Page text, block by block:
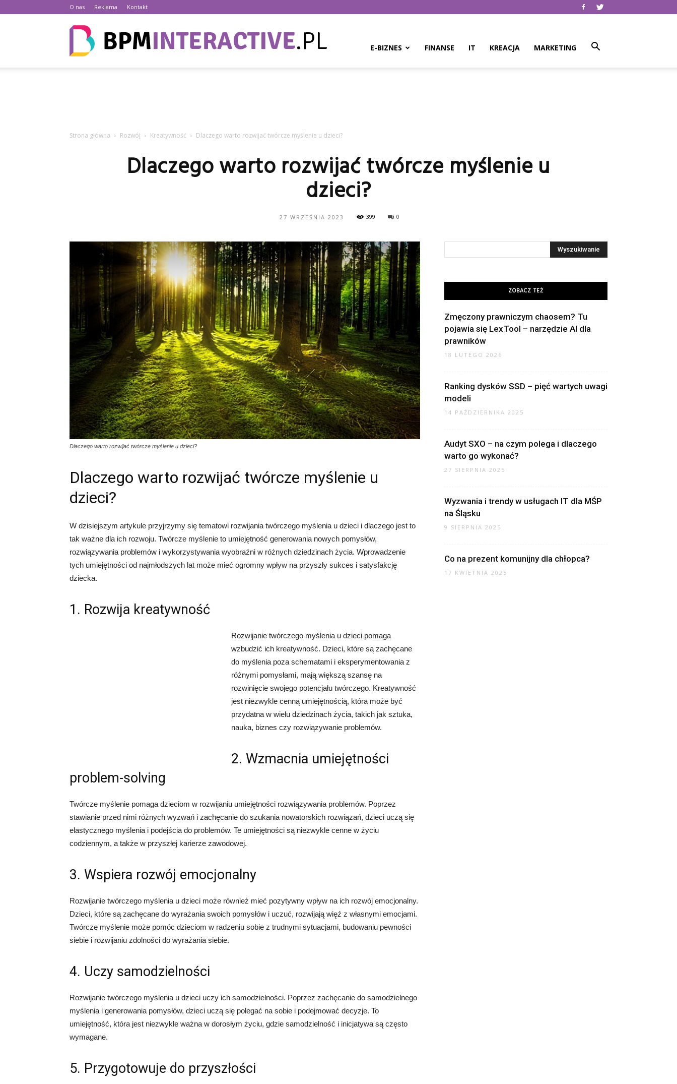
O nas Reklama Kontakt
E-BIZNES FINANSE IT KREACJA MARKETING
Strona główna Rozwój Kreatywność Dlaczego warto rozwijać twórcze myślenie u dzieci?
Dlaczego warto rozwijać twórcze myślenie u
dzieci?
27 WRZEŚNIA 2023 399 0
Dlaczego warto rozwijać twórcze myślenie u dzieci?
Dlaczego warto rozwijać twórcze myślenie u
dzieci?
W dzisiejszym artykule przyjrzymy się tematowi rozwijania twórczego myślenia u dzieci i dlaczego jest to
tak ważne dla ich rozwoju. Twórcze myślenie to umiejętność generowania nowych pomysłów,
rozwiązywania problemów i wykorzystywania wyobraźni w różnych dziedzinach życia. Wprowadzenie
tych umiejętności od najmłodszych lat może mieć ogromny wpływ na przyszły sukces i satysfakcję
dziecka.
1. Rozwija kreatywność
Rozwijanie twórczego myślenia u dzieci pomaga
wzbudzić ich kreatywność. Dzieci, które są zachęcane
do myślenia poza schematami i eksperymentowania z
różnymi pomysłami, mają większą szansę na
rozwinięcie swojego potencjału twórczego. Kreatywność
jest niezwykle cenną umiejętnością, która może być
przydatna w wielu dziedzinach życia, takich jak sztuka,
nauka, biznes czy rozwiązywanie problemów.
2. Wzmacnia umiejętności
problem-solving
Twórcze myślenie pomaga dzieciom w rozwijaniu umiejętności rozwiązywania problemów. Poprzez
stawianie przed nimi różnych wyzwań i zachęcanie do szukania nowatorskich rozwiązań, dzieci uczą się
elastycznego myślenia i podejścia do problemów. Te umiejętności są niezwykle cenne w życiu
codziennym, a także w przyszłej karierze zawodowej.
3. Wspiera rozwój emocjonalny
Rozwijanie twórczego myślenia u dzieci może również mieć pozytywny wpływ na ich rozwój emocjonalny.
Dzieci, które są zachęcane do wyrażania swoich pomysłów i uczuć, rozwijają więź z własnymi emocjami.
Twórcze myślenie może pomóc dzieciom w radzeniu sobie z trudnymi sytuacjami, budowaniu pewności
siebie i rozwijaniu zdolności do wyrażania siebie.
4. Uczy samodzielności
Rozwijanie twórczego myślenia u dzieci uczy ich samodzielności. Poprzez zachęcanie do samodzielnego
myślenia i generowania pomysłów, dzieci uczą się polegać na sobie i podejmować decyzje. To
umiejętność, która jest niezwykle ważna w dorosłym życiu, gdzie samodzielność i inicjatywa są często
wymagane.
5. Przygotowuje do przyszłości
ZOBACZ TEŻ
Zmęczony prawniczym chaosem? Tu
pojawia się LexTool – narzędzie AI dla
prawników
18 LUTEGO 2026
Ranking dysków SSD – pięć wartych uwagi
modeli
14 PAŹDZIERNIKA 2025
Audyt SXO – na czym polega i dlaczego
warto go wykonać?
27 SIERPNIA 2025
Wyzwania i trendy w usługach IT dla MŚP
na Śląsku
9 SIERPNIA 2025
Co na prezent komunijny dla chłopca?
17 KWIETNIA 2025